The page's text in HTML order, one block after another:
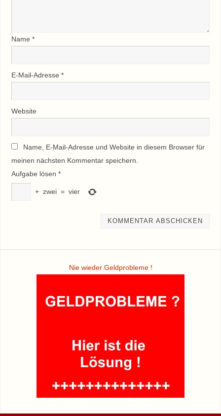
Name *
E-Mail-Adresse *
Website
Name, E-Mail-Adresse und Website in diesem Browser für
meinen nächsten Kommentar speichern.
Aufgabe lösen *
+ zwei = vier
Nie wieder Geldprobleme !